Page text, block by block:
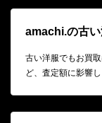
amachi.の古
古い洋服でもお買
ど、査定額に影響